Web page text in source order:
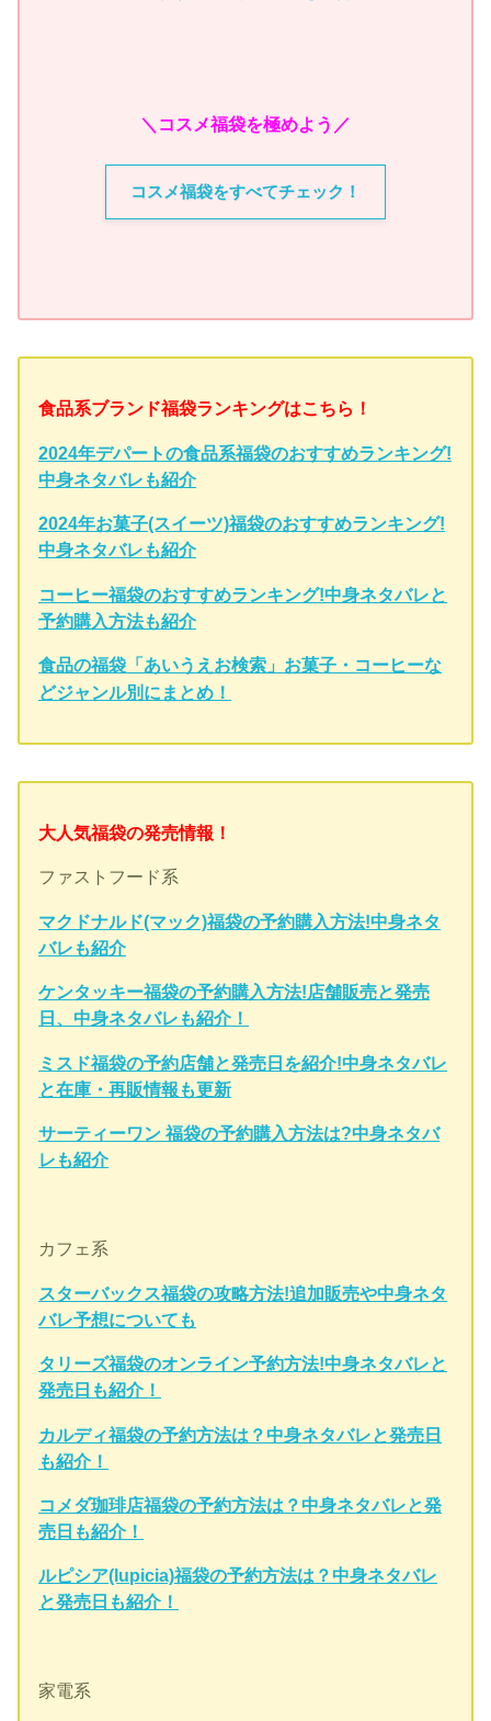
＼コスメ福袋を極めよう／
コスメ福袋をすべてチェック！
食品系ブランド福袋ランキングはこちら！
2024年デパートの食品系福袋のおすすめランキング!
中身ネタバレも紹介
2024年お菓子(スイーツ)福袋のおすすめランキング!
中身ネタバレも紹介
コーヒー福袋のおすすめランキング!中身ネタバレと
予約購入方法も紹介
食品の福袋「あいうえお検索」お菓子・コーヒーな
どジャンル別にまとめ！
大人気福袋の発売情報！
ファストフード系
マクドナルド(マック)福袋の予約購入方法!中身ネタ
バレも紹介
ケンタッキー福袋の予約購入方法!店舗販売と発売
日、中身ネタバレも紹介！
ミスド福袋の予約店舗と発売日を紹介!中身ネタバレ
と在庫・再販情報も更新
サーティーワン 福袋の予約購入方法は?中身ネタバ
レも紹介
カフェ系
スターバックス福袋の攻略方法!追加販売や中身ネタ
バレ予想についても
タリーズ福袋のオンライン予約方法!中身ネタバレと
発売日も紹介！
カルディ福袋の予約方法は？中身ネタバレと発売日
も紹介！
コメダ珈琲店福袋の予約方法は？中身ネタバレと発
売日も紹介！
ルピシア(lupicia)福袋の予約方法は？中身ネタバレ
と発売日も紹介！
家電系